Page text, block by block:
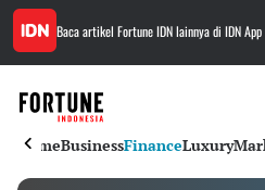
Baca artikel Fortune IDNlainnya di IDN App
HomeBusinessFinanceLuxury